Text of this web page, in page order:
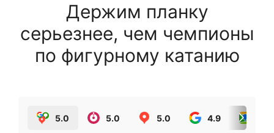
Держим планку
серьезнее, чем чемпионы
по фигурному катанию
5.0 5.0 5.0 4.9